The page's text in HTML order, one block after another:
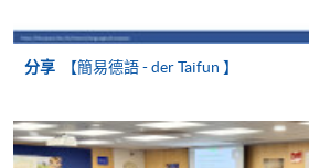
申請人可親臨學院任何一所報名中
辦事」、微信支付（WeChat Pay）
2. 支票或銀行本票
分享 【簡易德語 - der Taifun 】